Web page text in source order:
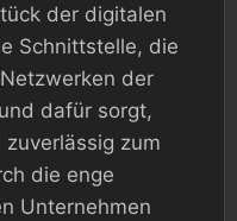
der digitalen
Schnittstelle, die
der
dafür sorgt,
zum
die enge
Unternehmen